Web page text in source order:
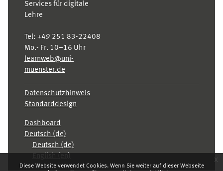
Diese Website verwendet Cookies. Wenn Sie weiter auf dieser Webseite
x
Services für digitale
Lehre
Tel: +49 251 83-22408
Mo.- Fr. 10–16 Uhr
learnweb@uni-
muenster.de
Datenschutzhinweis
Standarddesign
Dashboard
Deutsch ‎(de)‎
Deutsch ‎(de)‎